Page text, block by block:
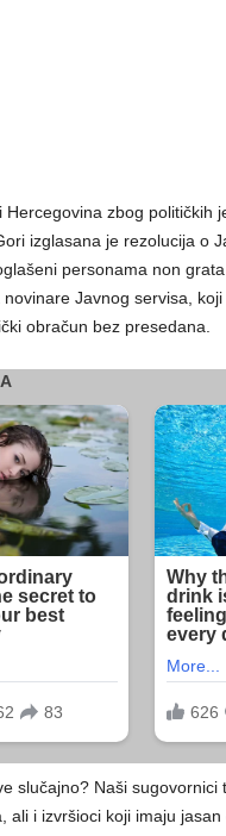
Hercegovina zbog političkih
izglasana je rezolucija o
personama non
Javnog servisa,
obračun bez presedana.
slučajno? Naši
ali i izvršioci koji imaju jasan